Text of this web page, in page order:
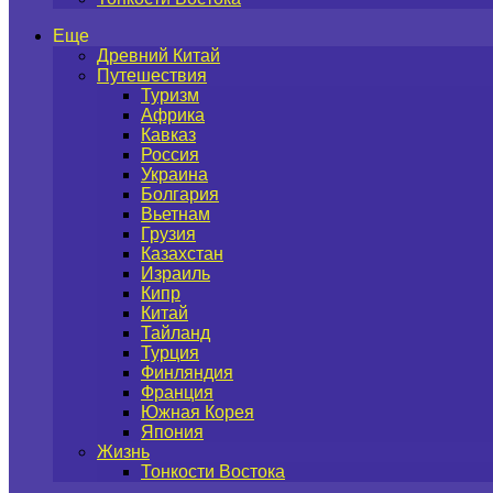
Еще
Древний Китай
Путешествия
Туризм
Африка
Кавказ
Россия
Украина
Болгария
Вьетнам
Грузия
Казахстан
Израиль
Кипр
Китай
Тайланд
Турция
Финляндия
Франция
Южная Корея
Япония
Жизнь
Тонкости Востока